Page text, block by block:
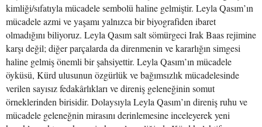
kimliği/sıfatıyla mücadele sembolü haline gelmiştir. Leyla Qasım’ın
mücadele azmi ve yaşamı yalnızca bir biyografiden ibaret
olmadığını biliyoruz. Leyla Qasım salt sömürgeci Irak Baas rejimine
karşı değil; diğer parçalarda da direnmenin ve kararlığın simgesi
haline gelmiş önemli bir şahsiyettir. Leyla Qasım’ın mücadele
öyküsü, Kürd ulusunun özgürlük ve bağımsızlık mücadelesinde
verilen sayısız fedakârlıkları ve direniş geleneğinin somut
örneklerinden birisidir. Dolaysıyla Leyla Qasım’ın direniş ruhu ve
mücadele geleneğnin mirasını derinlemesine inceleyerek yeni